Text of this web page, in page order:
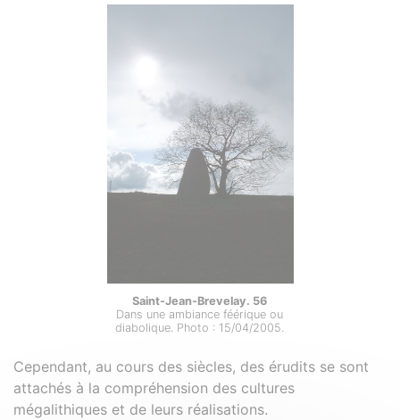
Saint-Jean-Brevelay. 56
Dans une ambiance féérique ou
diabolique. Photo : 15/04/2005.
Cependant, au cours des siècles, des érudits se sont
attachés à la compréhension des cultures
mégalithiques et de leurs réalisations.